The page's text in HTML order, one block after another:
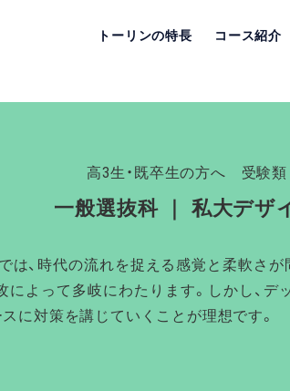
トーリンの特長 コース紹介
高3生・既卒生の方へ 受験類
一般選抜科 ｜ 私大デザ
、時代の流れを捉える感覚と柔軟さが
よって多岐にわたります。しかし、デ
に対策を講じていくことが理想です。